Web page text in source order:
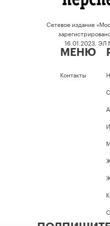
Сетевое издание
16.01.2023,
МЕНЮ
Контакты